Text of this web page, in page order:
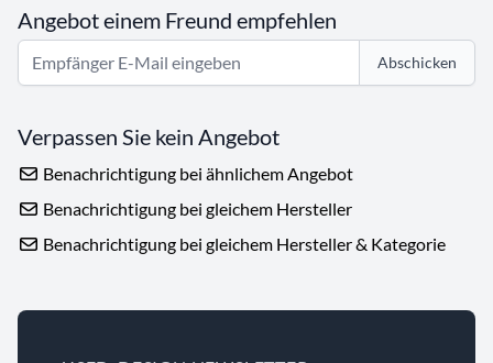
Angebot einem Freund empfehlen
Abschicken
Verpassen Sie kein Angebot
Benachrichtigung bei ähnlichem Angebot
Benachrichtigung bei gleichem Hersteller
Benachrichtigung bei gleichem Hersteller & Kategorie